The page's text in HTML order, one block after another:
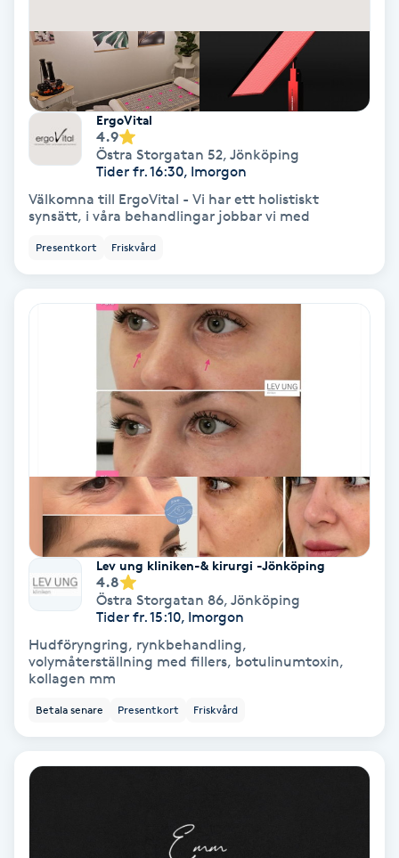
Fillers
Fotmassage
Fotsvamp
Fransförlängning
Fransförlängning Megavolym
Fransförlängning Volym
Fransk manikyr
Fransrengöring
Friskvård
Friskvårdsmassage
Frisör
ErgoVital
4.9
Östra Storgatan 52, Jönköping
Tider fr. 16:30, Imorgon
Välkomna till ErgoVital - Vi har ett holistiskt
synsätt, i våra behandlingar jobbar vi med
Presentkort Friskvård
Lev ung kliniken-& kirurgi -Jönköping
4.8
Östra Storgatan 86, Jönköping
Tider fr. 15:10, Imorgon
Hudföryngring, rynkbehandling,
volymåterställning med fillers, botulinumtoxin,
kollagen mm
Betala senare Presentkort Friskvård